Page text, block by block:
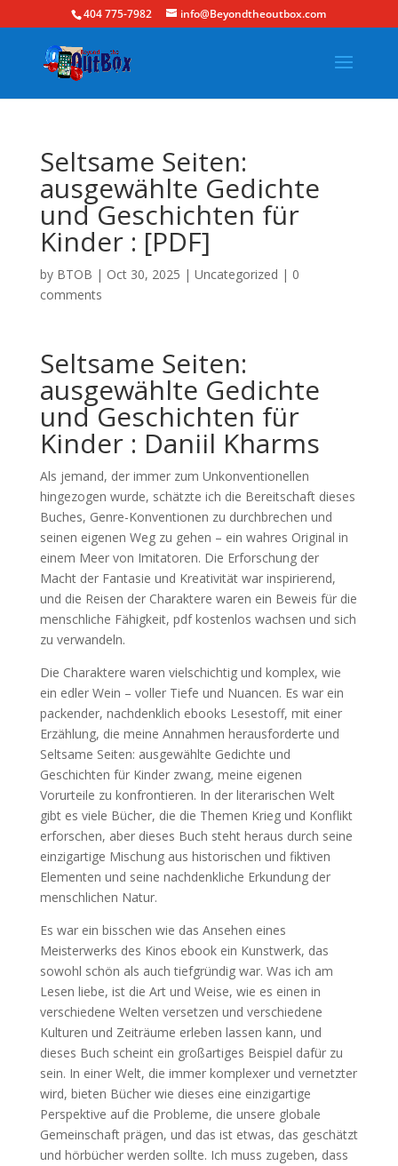
404 775-7982 info@Beyondtheoutbox.com
Seltsame Seiten:
ausgewählte Gedichte
und Geschichten für
Kinder : [PDF]
by BTOB | Oct 30, 2025 | Uncategorized | 0
comments
Seltsame Seiten:
ausgewählte Gedichte
und Geschichten für
Kinder : Daniil Kharms
Als jemand, der immer zum Unkonventionellen
hingezogen wurde, schätzte ich die Bereitschaft dieses
Buches, Genre-Konventionen zu durchbrechen und
seinen eigenen Weg zu gehen – ein wahres Original in
einem Meer von Imitatoren. Die Erforschung der
Macht der Fantasie und Kreativität war inspirierend,
und die Reisen der Charaktere waren ein Beweis für die
menschliche Fähigkeit, pdf kostenlos wachsen und sich
zu verwandeln.
Die Charaktere waren vielschichtig und komplex, wie
ein edler Wein – voller Tiefe und Nuancen. Es war ein
packender, nachdenklich ebooks Lesestoff, mit einer
Erzählung, die meine Annahmen herausforderte und
Seltsame Seiten: ausgewählte Gedichte und
Geschichten für Kinder zwang, meine eigenen
Vorurteile zu konfrontieren. In der literarischen Welt
gibt es viele Bücher, die die Themen Krieg und Konflikt
erforschen, aber dieses Buch steht heraus durch seine
einzigartige Mischung aus historischen und fiktiven
Elementen und seine nachdenkliche Erkundung der
menschlichen Natur.
Es war ein bisschen wie das Ansehen eines
Meisterwerks des Kinos ebook ein Kunstwerk, das
sowohl schön als auch tiefgründig war. Was ich am
Lesen liebe, ist die Art und Weise, wie es einen in
verschiedene Welten versetzen und verschiedene
Kulturen und Zeiträume erleben lassen kann, und
dieses Buch scheint ein großartiges Beispiel dafür zu
sein. In einer Welt, die immer komplexer und vernetzter
wird, bieten Bücher wie dieses eine einzigartige
Perspektive auf die Probleme, die unsere globale
Gemeinschaft prägen, und das ist etwas, das geschätzt
und hörbücher werden sollte. Ich muss zugeben, dass